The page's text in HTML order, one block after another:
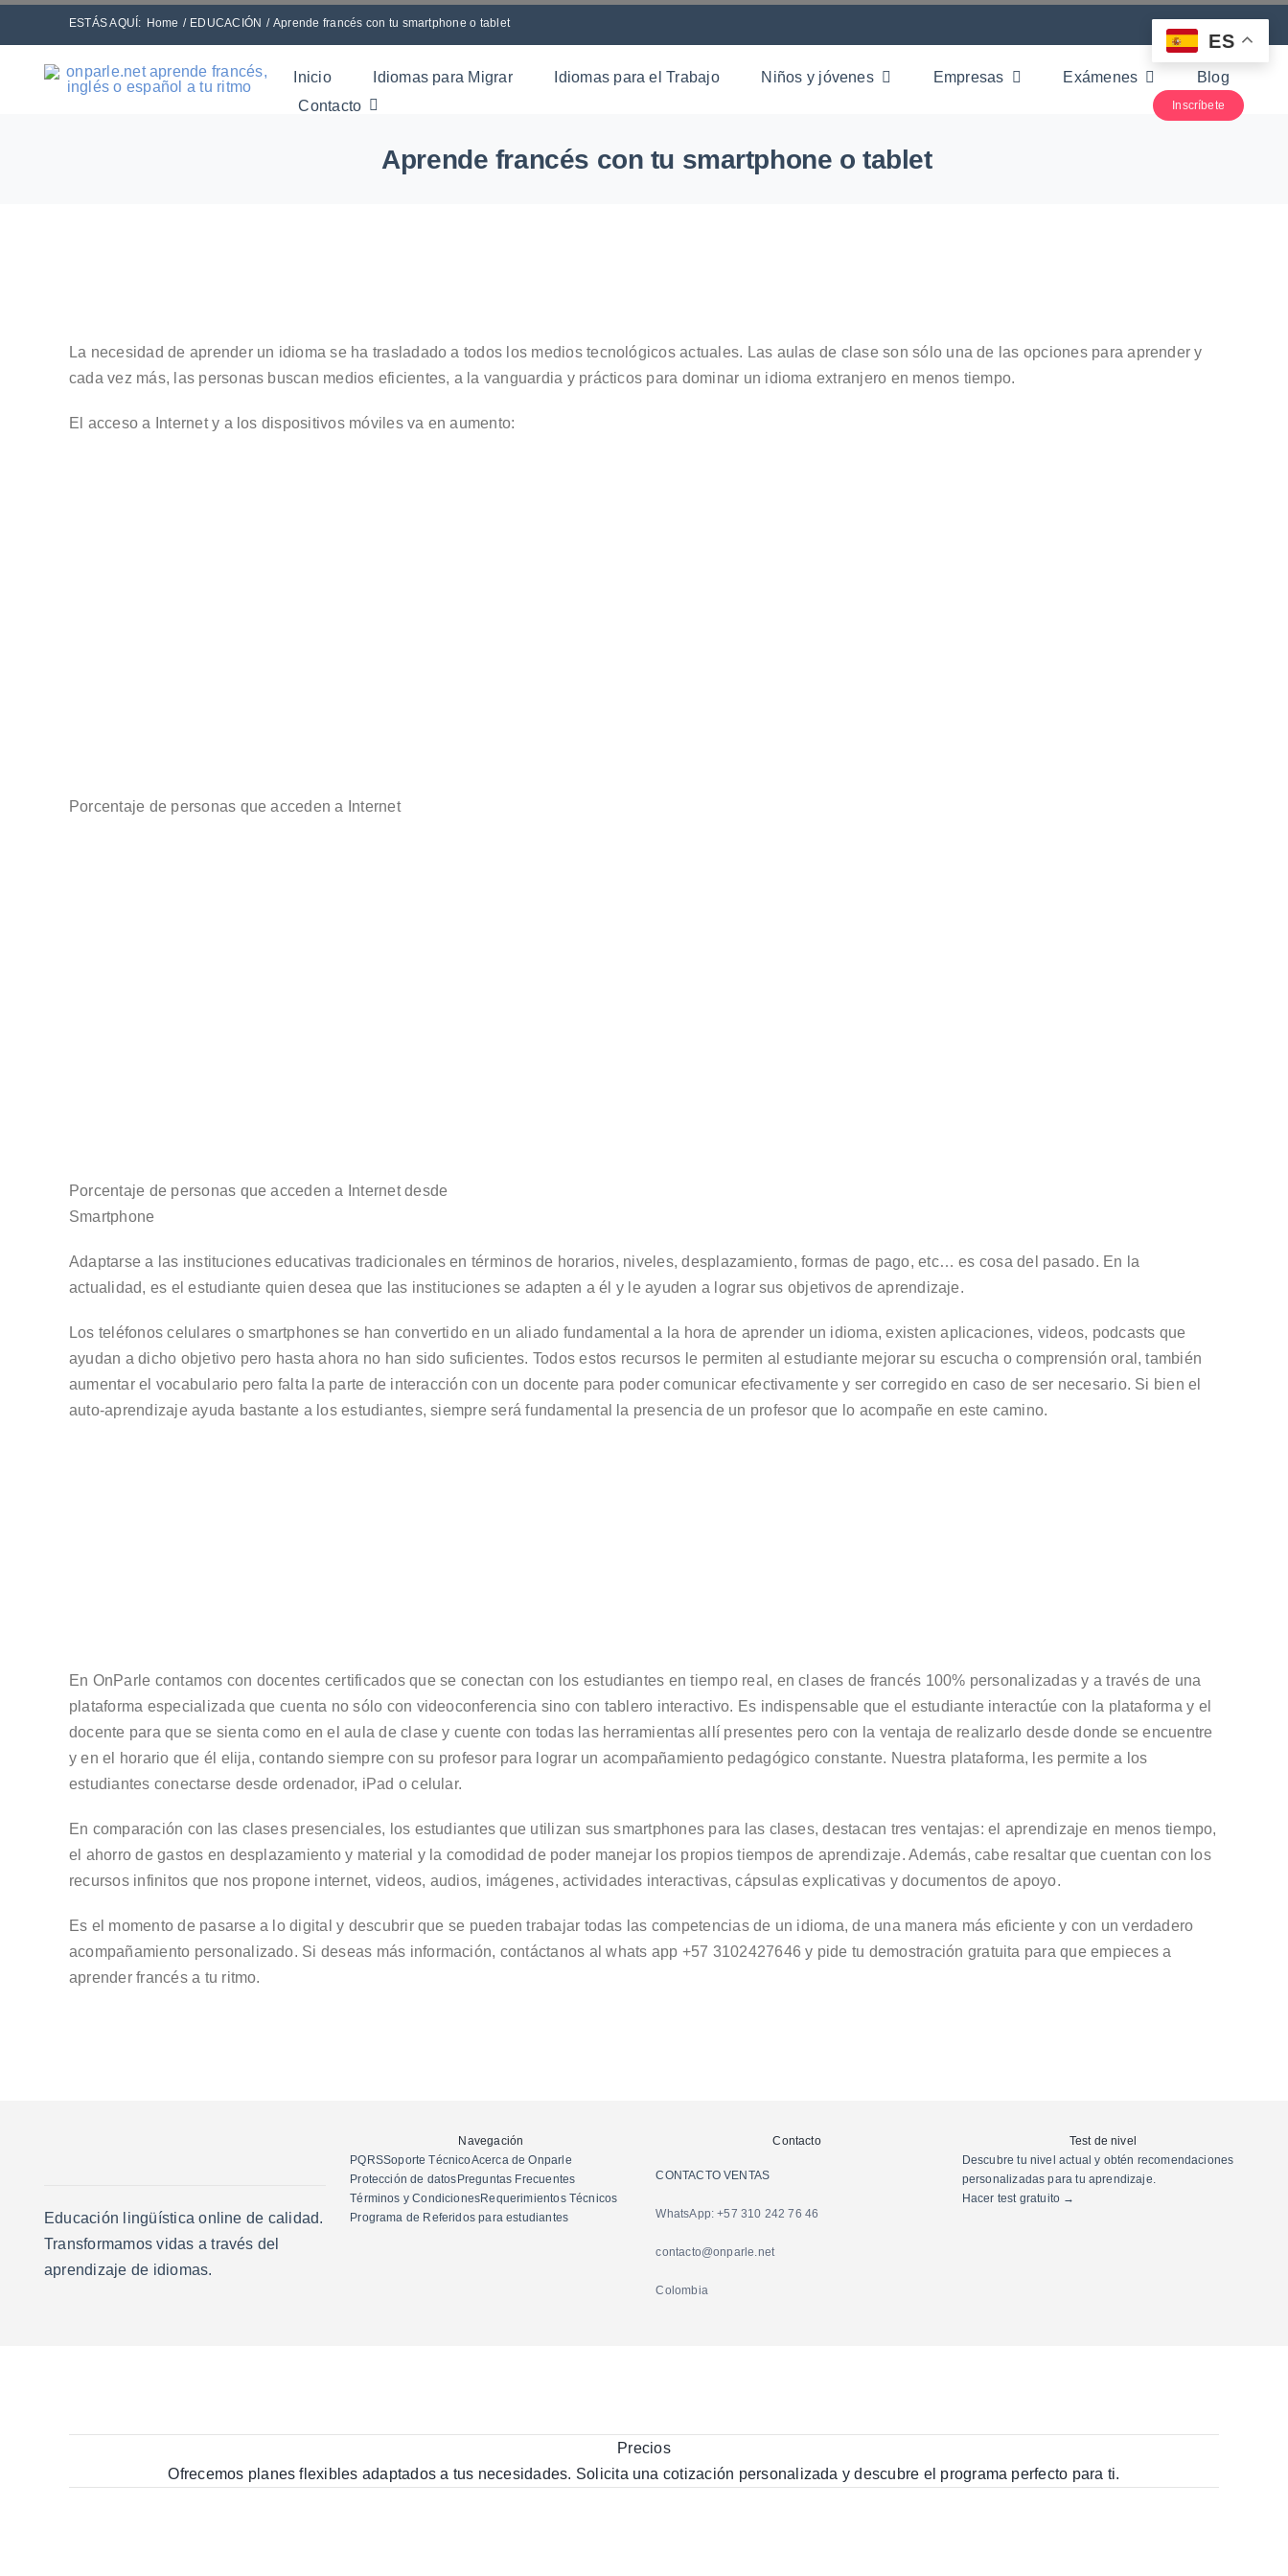
Skip
ESTÁS AQUÍ: Home EDUCACIÓN Aprende francés con tu smartphone o tablet
Inicio Idiomas para Migrar Idiomas para el Trabajo Niños y jóvenes Empresas Exámenes
Blog
Contacto
Inscríbete
Aprende francés con tu smartphone o tablet
La necesidad de aprender un idioma se ha trasladado a todos los medios tecnológicos actuales. Las aulas de clase son sólo una de las opciones para aprender y
cada vez más, las personas buscan medios eficientes, a la vanguardia y prácticos para dominar un idioma extranjero en menos tiempo.
El acceso a Internet y a los dispositivos móviles va en aumento:
Porcentaje de personas que acceden a Internet
Porcentaje de personas que acceden a Internet desde
Smartphone
Adaptarse a las instituciones educativas tradicionales en términos de horarios, niveles, desplazamiento, formas de pago, etc… es cosa del pasado. En la
actualidad, es el estudiante quien desea que las instituciones se adapten a él y le ayuden a lograr sus objetivos de aprendizaje.
Los teléfonos celulares o smartphones se han convertido en un aliado fundamental a la hora de aprender un idioma, existen aplicaciones, videos, podcasts que
ayudan a dicho objetivo pero hasta ahora no han sido suficientes. Todos estos recursos le permiten al estudiante mejorar su escucha o comprensión oral, también
aumentar el vocabulario pero falta la parte de interacción con un docente para poder comunicar efectivamente y ser corregido en caso de ser necesario. Si bien el
auto-aprendizaje ayuda bastante a los estudiantes, siempre será fundamental la presencia de un profesor que lo acompañe en este camino.
En OnParle contamos con docentes certificados que se conectan con los estudiantes en tiempo real, en clases de francés 100% personalizadas y a través de una
plataforma especializada que cuenta no sólo con videoconferencia sino con tablero interactivo. Es indispensable que el estudiante interactúe con la plataforma y el
docente para que se sienta como en el aula de clase y cuente con todas las herramientas allí presentes pero con la ventaja de realizarlo desde donde se encuentre
y en el horario que él elija, contando siempre con su profesor para lograr un acompañamiento pedagógico constante. Nuestra plataforma, les permite a los
estudiantes conectarse desde ordenador, iPad o celular.
En comparación con las clases presenciales, los estudiantes que utilizan sus smartphones para las clases, destacan tres ventajas: el aprendizaje en menos tiempo,
el ahorro de gastos en desplazamiento y material y la comodidad de poder manejar los propios tiempos de aprendizaje. Además, cabe resaltar que cuentan con los
recursos infinitos que nos propone internet, videos, audios, imágenes, actividades interactivas, cápsulas explicativas y documentos de apoyo.
Es el momento de pasarse a lo digital y descubrir que se pueden trabajar todas las competencias de un idioma, de una manera más eficiente y con un verdadero
acompañamiento personalizado. Si deseas más información, contáctanos al whats app +57 3102427646 y pide tu demostración gratuita para que empieces a
aprender francés a tu ritmo.
Educación lingüística online de calidad.
Transformamos vidas a través del
aprendizaje de idiomas.
Navegación
PQRSSoporte TécnicoAcerca de Onparle
Protección de datosPreguntas Frecuentes
Términos y CondicionesRequerimientos Técnicos
Programa de Referidos para estudiantes
Contacto
CONTACTO VENTAS
WhatsApp: +57 310 242 76 46
contacto@onparle.net
Colombia
Test de nivel
Descubre tu nivel actual y obtén recomendaciones
personalizadas para tu aprendizaje.
Hacer test gratuito →
Precios
Ofrecemos planes flexibles adaptados a tus necesidades. Solicita una cotización personalizada y descubre el programa perfecto para ti.
ES